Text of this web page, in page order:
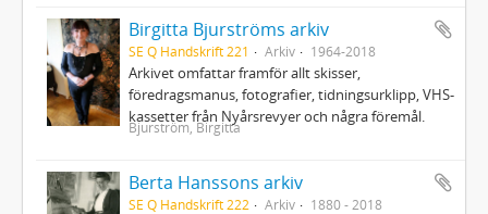
Birgitta Bjurströms arkiv
SE Q Handskrift 221 Arkiv 1964-2018
Arkivet omfattar framför allt skisser,
föredragsmanus, fotografier, tidningsurklipp, VHS-
kassetter från Nyårsrevyer och några föremål.
Bjurström, Birgitta
Berta Hanssons arkiv
SE Q Handskrift 222 Arkiv 1880 - 2018